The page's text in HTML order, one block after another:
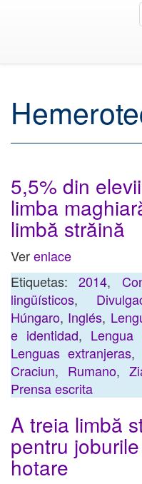
5,5% din
limba
limbă străină
Verenlace
Etiquetas:2014,
lingüísticos,
Húngaro, Inglés,
e identidad, Lengua
Lenguas extranjeras,
Craciun, Rumano,
Prensa escrita
A treia limbă
pentru
hotare